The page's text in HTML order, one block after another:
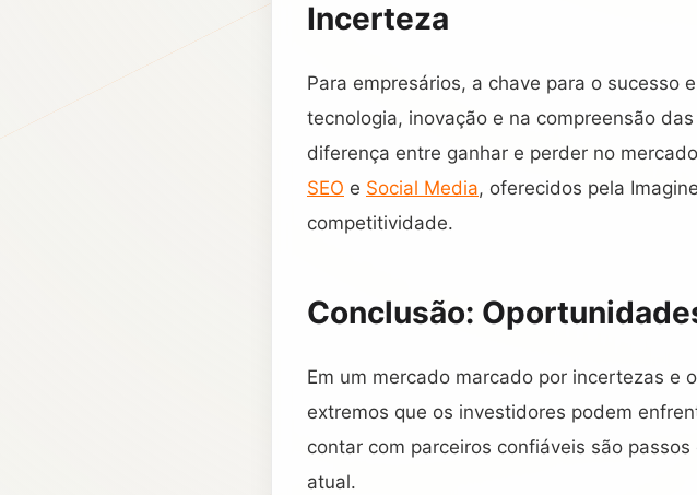
Incerteza
Para empresários, a chave para o sucesso
tecnologia, inovação e na compreensão
diferença entre ganhar e perder no
SEO e Social Media, oferecidos pela
competitividade.
Conclusão:
Em um mercado marcado por incertezas e
extremos que os investidores podem
contar com parceiros confiáveis são
atual.